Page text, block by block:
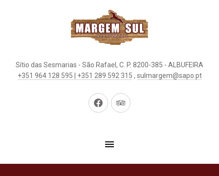
Sítio das Sesmarias - São Rafael, C. P. 8200-385 - ALBUFEIRA
+351 964 128 595 | +351 289 592 315 , sulmargem@sapo.pt
New
New